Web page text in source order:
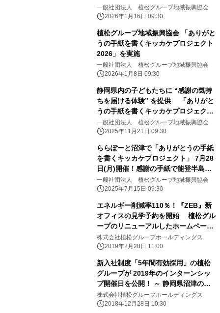
一般社団法人 植松グループ地域振興協会
2026年1月16日 09:30
植松グループ地域振興協会 「ありがと
うの手紙を書くキッカケプロジェクト
2026」を実施
一般社団法人 植松グループ地域振興協会
2026年1月8日 09:30
静岡県内の子どもたちに “感謝の気持
ちを届ける体験” を提供 「ありがと
うの手紙を書くキッカケプロジェク
ト」実績を公開 ― 12月には沼津市
立沢田小学校で特別授業を実施 ―
一般社団法人 植松グループ地域振興協会
2025年11月21日 09:30
ららぽーと沼津で「ありがとうの手紙
を書くキッカケプロジェクト」 7月28
日(月)開催！感謝の手紙で能登半島地
震被災地を応援
一般社団法人 植松グループ地域振興協会
2025年7月15日 09:30
エネルギー削減率110％！『ZEB』新
オフィスの見学予約を開始 植松グル
ープのリニューアルしたホームページ
で受付
株式会社植松グループホールディングス
2019年2月28日 11:00
新入社制度「5年間有効採用」の植松
グループが 2019年のインターンシッ
プ開催日を公開！ ～ 静岡県沼津の最
先端の『ZEB』新本社で1day職業体験
～
株式会社植松グループホールディングス
2018年12月28日 10:30